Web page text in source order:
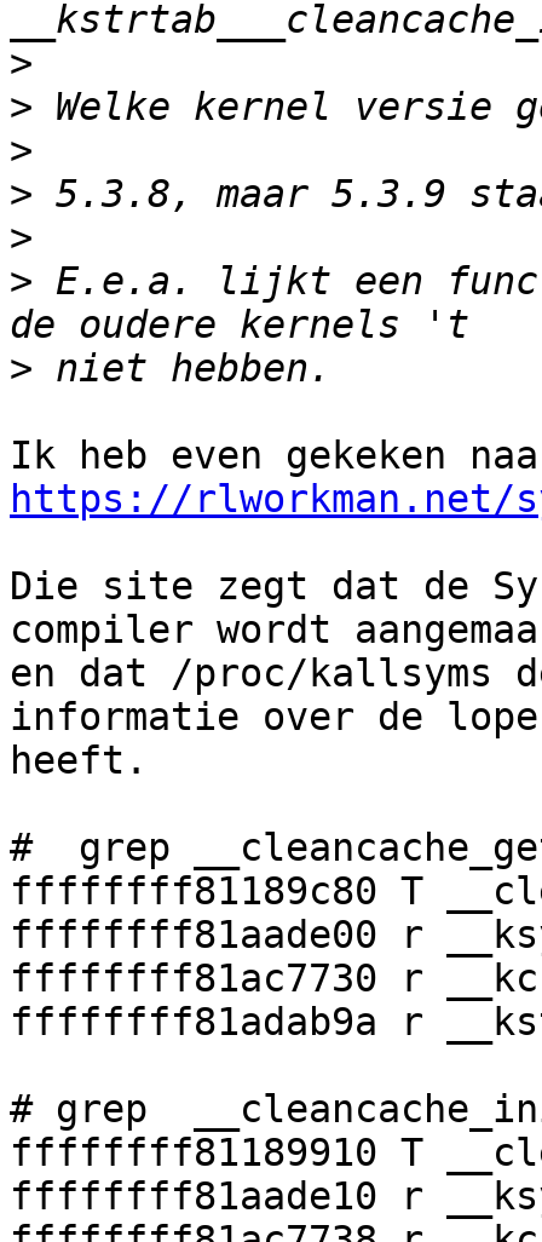
>
>
>
>
>
> E.e.a. lijkt een
>
https://rlworkman.net/
Die site zegt dat de
compiler wordt
en dat /proc/kallsyms
informatie over de
heeft.
#  grep
ffffffff81189c80 T
ffffffff81aade00 r
ffffffff81ac7730 r
ffffffff81adab9a r
# grep
ffffffff81189910 T
ffffffff81aade10 r